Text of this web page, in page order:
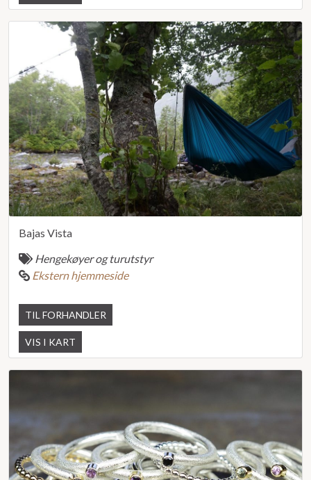
Bajas Vista
Hengekøyer og turutstyr
Ekstern hjemmeside
TIL FORHANDLER
VIS I KART